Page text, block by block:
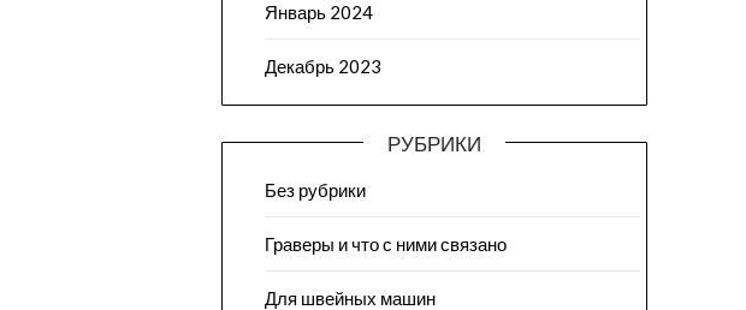
Январь 2024
Декабрь 2023
РУБРИКИ
Без рубрики
Граверы и что с ними связано
Для швейных машин